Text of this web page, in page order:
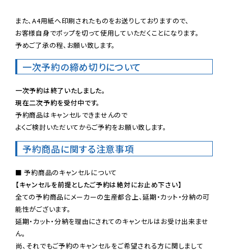
また、A4用紙へ印刷されたものをお送りしておりますので、
お客様自身でポップを切って使用していただくことになります。
予めご了承の程、お願い致します。
一次予約の締め切りについて
一次予約は終了いたしました。
現在二次予約を受付中です。
予約商品はキャンセルできませんので
よくご検討いただいてからご予約をお願い致します。
予約商品に関する注意事項
【キャンセルを前提としたご予約は絶対にお止め下さい】
全ての予約商品にメーカーの生産都合上、延期・カット・分納の可
能性がございます。
延期・カット・分納を理由にされてのキャンセルはお受け出来ませ
ん。
尚、それでもご予約のキャンセルをご希望される方に関しまして